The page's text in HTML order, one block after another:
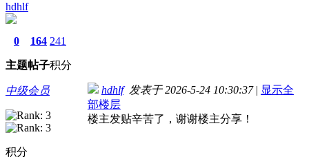
hdhlf
0
主题
164
帖子
241
积分
中级会员
积分
hdhlf发表于 2026-5-24 10:30:37 | 显示全
部楼层
楼主发贴辛苦了，谢谢楼主分享！